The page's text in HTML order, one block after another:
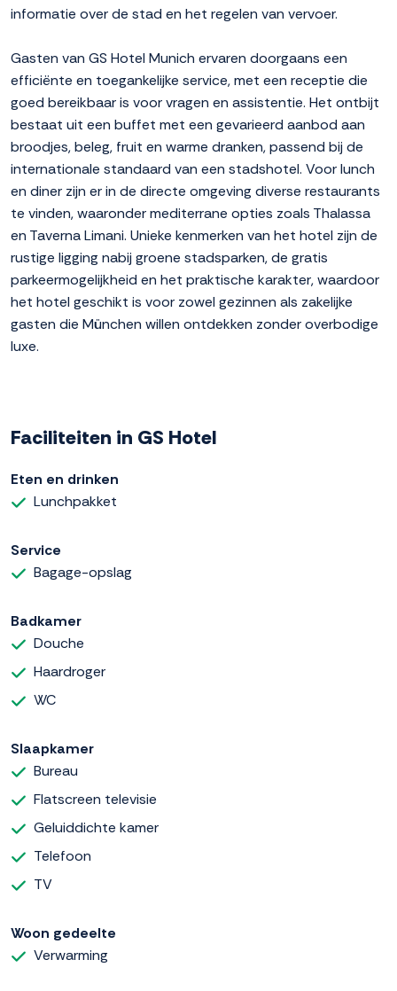
informatie over de stad en het regelen van vervoer.
Gasten van GS Hotel Munich ervaren doorgaans een
efficiënte en toegankelijke service, met een receptie die
goed bereikbaar is voor vragen en assistentie. Het ontbijt
bestaat uit een buffet met een gevarieerd aanbod aan
broodjes, beleg, fruit en warme dranken, passend bij de
internationale standaard van een stadshotel. Voor lunch
en diner zijn er in de directe omgeving diverse restaurants
te vinden, waaronder mediterrane opties zoals Thalassa
en Taverna Limani. Unieke kenmerken van het hotel zijn de
rustige ligging nabij groene stadsparken, de gratis
parkeermogelijkheid en het praktische karakter, waardoor
het hotel geschikt is voor zowel gezinnen als zakelijke
gasten die München willen ontdekken zonder overbodige
luxe.
Faciliteiten in GS Hotel
Eten en drinken
Lunchpakket
Service
Bagage-opslag
Badkamer
Douche
Haardroger
WC
Slaapkamer
Bureau
Flatscreen televisie
Geluiddichte kamer
Telefoon
TV
Woon gedeelte
Verwarming